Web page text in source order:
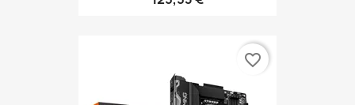
favorite_border